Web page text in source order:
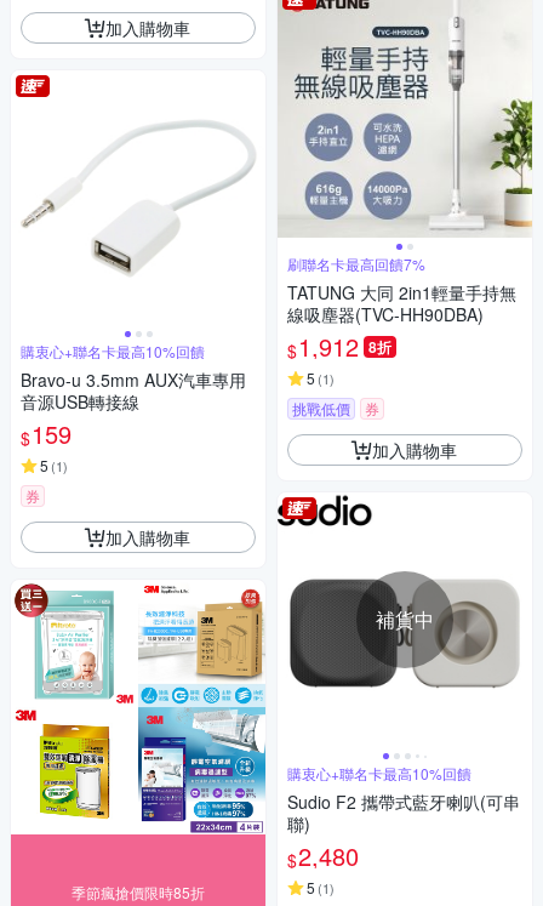
加入購物車
購衷心+聯名卡最高10%回饋
Bravo-u 3.5mm AUX汽車專用
音源USB轉接線
$159
5 (1)
券
加入購物車
季節瘋搶價限時85折
刷聯名卡最高回饋7%
TATUNG 大同 2in1輕量手持無
線吸塵器(TVC-HH90DBA)
$1,912 8折
5 (1)
挑戰低價 券
加入購物車
補貨中
購衷心+聯名卡最高10%回饋
Sudio F2 攜帶式藍牙喇叭(可串
聯)
$2,480
5 (1)